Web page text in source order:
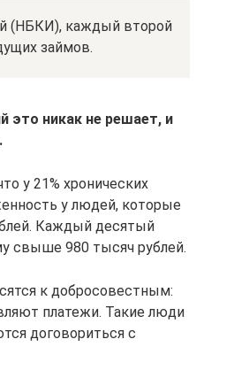
(НБКИ), каждый второй
займов.
это никак не решает, и
у 21% хронических
у людей, которые
Каждый десятый
свыше 980 тысяч рублей.
к добросовестным:
платежи. Такие люди
договориться с